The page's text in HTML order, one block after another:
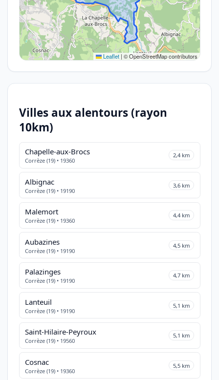
Leaflet | © OpenStreetMap contributors
Villes aux alentours (rayon
10km)
Chapelle-aux-Brocs
Corrèze (19) • 19360
2,4 km
Albignac
Corrèze (19) • 19190
3,6 km
Malemort
Corrèze (19) • 19360
4,4 km
Aubazines
Corrèze (19) • 19190
4,5 km
Palazinges
Corrèze (19) • 19190
4,7 km
Lanteuil
Corrèze (19) • 19190
5,1 km
Saint-Hilaire-Peyroux
Corrèze (19) • 19560
5,1 km
Cosnac
Corrèze (19) • 19360
5,5 km